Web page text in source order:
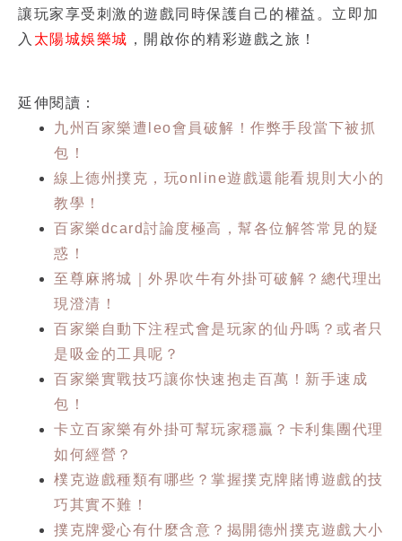
讓玩家享受刺激的遊戲同時保護自己的權益。立即加
入 太陽城娛樂城 ，開啟你的精彩遊戲之旅！
延伸閱讀：
九州百家樂遭leo會員破解！作弊手段當下被抓
包！
線上德州撲克，玩online遊戲還能看規則大小的
教學！
百家樂dcard討論度極高，幫各位解答常見的疑
惑！
至尊麻將城｜外界吹牛有外掛可破解？總代理出
現澄清！
百家樂自動下注程式會是玩家的仙丹嗎？或者只
是吸金的工具呢？
百家樂實戰技巧讓你快速抱走百萬！新手速成
包！
卡立百家樂有外掛可幫玩家穩贏？卡利集團代理
如何經營？
樸克遊戲種類有哪些？掌握撲克牌賭博遊戲的技
巧其實不難！
撲克牌愛心有什麼含意？揭開德州撲克遊戲大小